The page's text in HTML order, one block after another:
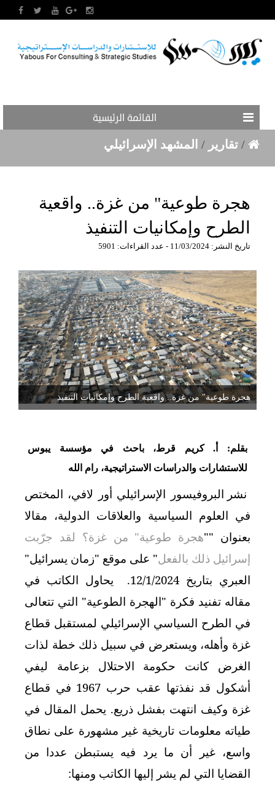
القائمة الرئيسية
/ تقارير / المشهد الإسرائيلي
هجرة طوعية" من غزة.. واقعية
الطرح وإمكانيات التنفيذ
تاريخ النشر: 11/03/2024 - عدد القراءات: 5901
هجرة طوعية" من غزة.. واقعية الطرح وإمكانيات التنفيذ
بقلم: أ. كريم قرط، باحث في مؤسسة يبوس
للاستشارات والدراسات الاستراتيجية، رام الله
نشر البروفيسور الإسرائيلي أور لافي، المختص
في العلوم السياسية والعلاقات الدولية، مقالا
بعنوان ""هجرة طوعية" من غزة؟ لقد جرّبت
إسرائيل ذلك بالفعل" على موقع "زمان يسرائيل"
العبري بتاريخ 12/1/2024. يحاول الكاتب في
مقاله تفنيد فكرة "الهجرة الطوعية" التي تتعالى
في الطرح السياسي الإسرائيلي لمستقبل قطاع
غزة وأهله، ويستعرض في سبيل ذلك خطة لذات
الغرض كانت حكومة الاحتلال بزعامة ليفي
أشكول قد نفذتها عقب حرب 1967 في قطاع
غزة وكيف انتهت بفشل ذريع. يحمل المقال في
طياته معلومات تاريخية غير مشهورة على نطاق
واسع، غير أن ما يرد فيه يستبطن عددا من
القضايا التي لم يشر إليها الكاتب ومنها: